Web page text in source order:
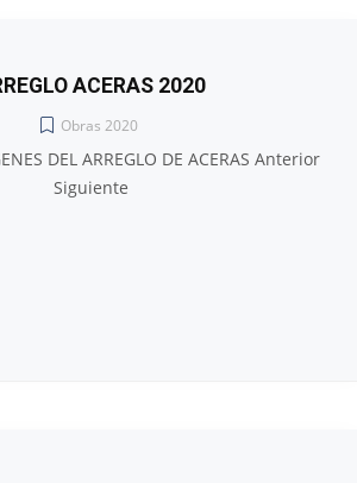
ACERAS 2020
Obras 2020
DEL ARREGLO DE ACERAS Anterior
Siguiente